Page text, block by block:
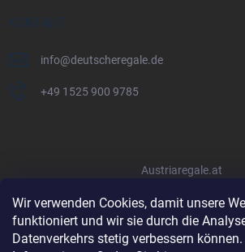
Wir verwenden Cookies, damit unsere
funktioniert und wir sie durch die
Datenverkehrs stetig verbessern
KONTAKT
info@deutscheregale.de
+49 1525 900 9785
Austriaregale.at